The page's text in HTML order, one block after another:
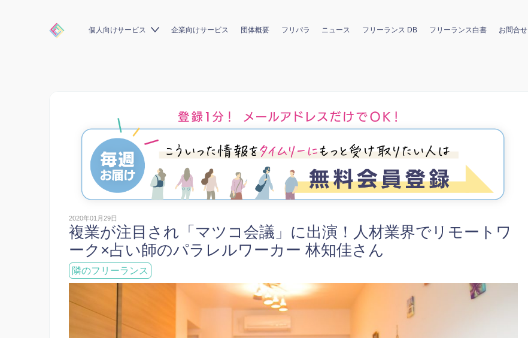
個人向けサービス 企業向けサービス 団体概要 フリパラ ニュース フリーランス DB フリーランス白書 お問合せ
2020年01月29日
複業が注目され「マツコ会議」に出演！人材業界でリモートワ
ーク×占い師のパラレルワーカー 林知佳さん
隣のフリーランス